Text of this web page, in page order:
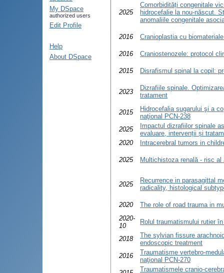
My DSpace
authorized users
Edit Profile
Help
About DSpace
2025
Comorbidități congenitale
hidrocefalie la nou-născut.
anomaliile congenitale
2016 Cranioplastia cu
2016 Craniostenozele: protocol
2015 Disrafismul spinal la copil:
2023
Dizrafiile spinale.
tratament
2015
Hidrocefalia sugarului şi a
naţional PCN-238
2025
Impactul dizrafiilor spinale
evaluare, intervenții și
2020
Intracerebral tumors in
2025 Multichistoza renală - risc
2025
Recurrence in parasagittal
radicality, histological
2020
The role of road trauma in
2020-
10
Rolul traumatismului rutier
2018
The sylvian fissure
endoscopic treatment
2016
Traumatisme vertebro-
naţional PCN-270
Traumatismele cranio-